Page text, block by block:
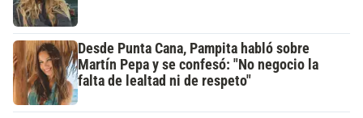
Desde Punta Cana, Pampita habló sobre
Martín Pepa y se confesó: "No negocio la
falta de lealtad ni de respeto"